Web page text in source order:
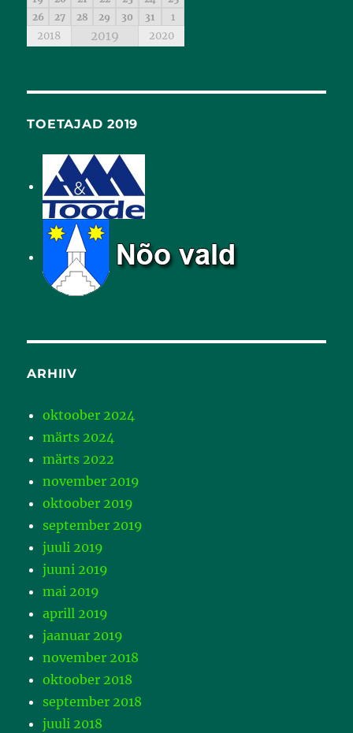
26
27 28 29 30 31 1
2018 2019 2020
TOETAJAD 2019
ARHIIV
oktoober 2024
märts 2024
märts 2022
november 2019
oktoober 2019
september 2019
juuli 2019
juuni 2019
mai 2019
aprill 2019
jaanuar 2019
november 2018
oktoober 2018
september 2018
juuli 2018